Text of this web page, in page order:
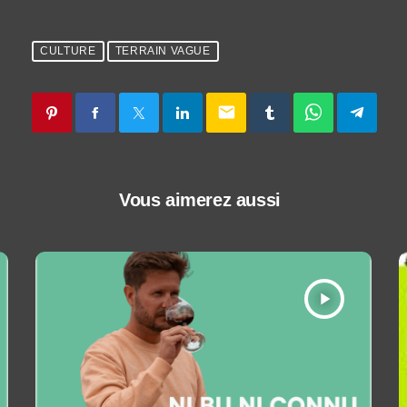
CULTURE TERRAIN VAGUE
email
Vous aimerez aussi
play_arrow